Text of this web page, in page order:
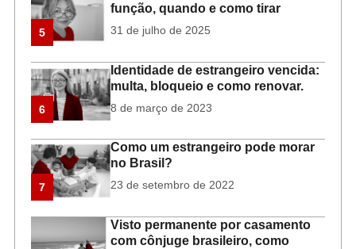
5
função, quando e como tirar
31 de julho de 2025
6
Identidade de estrangeiro vencida:
multa, bloqueio e como renovar.
8 de março de 2023
7
Como um estrangeiro pode morar
no Brasil?
23 de setembro de 2022
Visto permanente por casamento
com cônjuge brasileiro, como